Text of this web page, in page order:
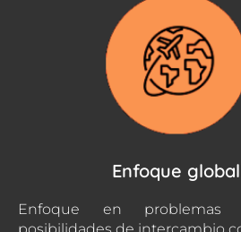
Enfoque global
Enfoque en problemas